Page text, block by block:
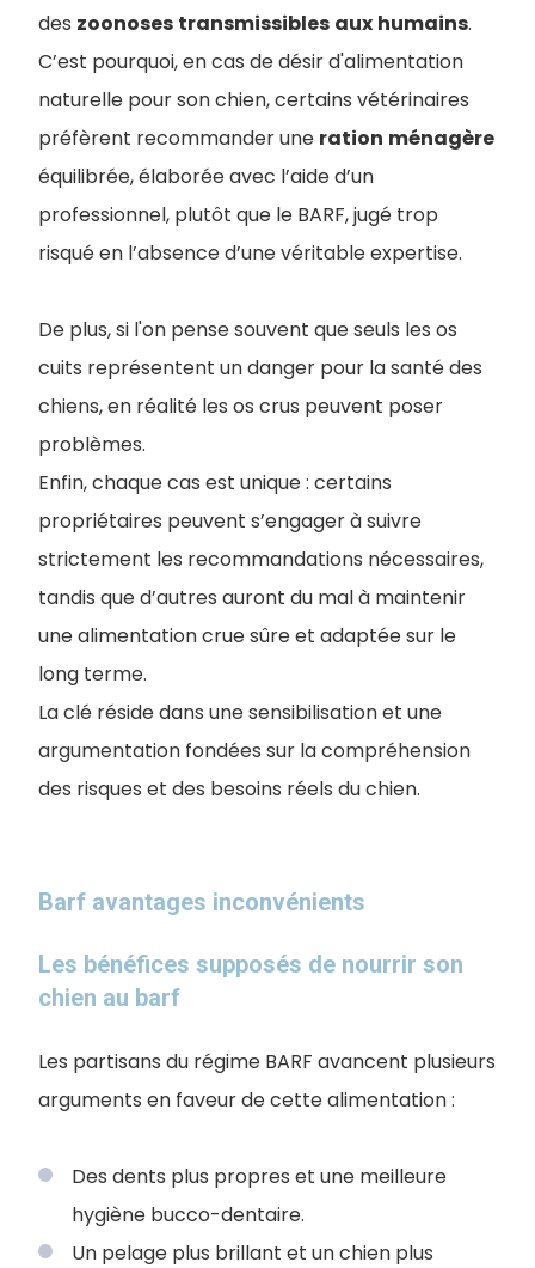
des zoonoses transmissibles aux humains.
C’est pourquoi, en cas de désir d'alimentation
naturelle pour son chien, certains vétérinaires
préfèrent recommander une ration ménagère
équilibrée, élaborée avec l’aide d’un
professionnel, plutôt que le BARF, jugé trop
risqué en l’absence d’une véritable expertise.
De plus, si l'on pense souvent que seuls les os
cuits représentent un danger pour la santé des
chiens, en réalité les os crus peuvent poser
problèmes.
Enfin, chaque cas est unique : certains
propriétaires peuvent s’engager à suivre
strictement les recommandations nécessaires,
tandis que d’autres auront du mal à maintenir
une alimentation crue sûre et adaptée sur le
long terme.
La clé réside dans une sensibilisation et une
argumentation fondées sur la compréhension
des risques et des besoins réels du chien.
Barf avantages inconvénients
Les bénéfices supposés de nourrir son
chien au barf
Les partisans du régime BARF avancent plusieurs
arguments en faveur de cette alimentation :
Des dents plus propres et une meilleure
hygiène bucco-dentaire.
Un pelage plus brillant et un chien plus